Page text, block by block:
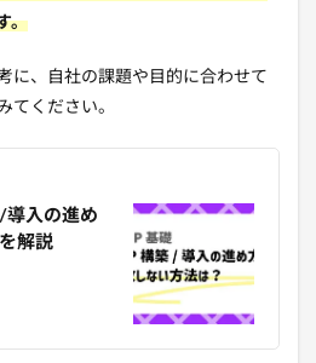
。
に、自社の課題や目的に合わせて
てください。
導入の進め
解説